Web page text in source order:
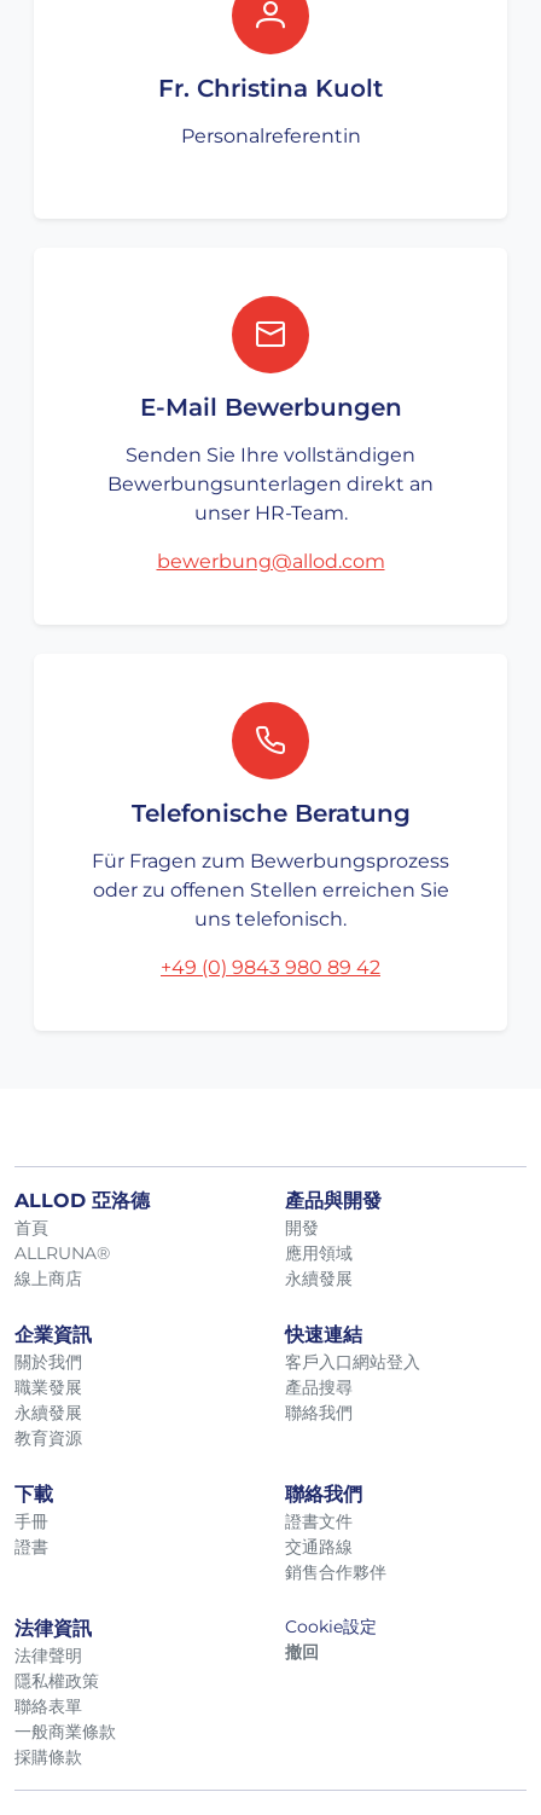
Fr. Christina Kuolt
Personalreferentin
E-Mail Bewerbungen
Senden Sie Ihre vollständigen
Bewerbungsunterlagen direkt an
unser HR-Team.
bewerbung@allod.com
Telefonische Beratung
Für Fragen zum Bewerbungsprozess
oder zu offenen Stellen erreichen Sie
uns telefonisch.
+49 (0) 9843 980 89 42
ALLOD 亞洛德
首頁
ALLRUNA®
線上商店
產品與開發
開發
應用領域
永續發展
企業資訊
關於我們
職業發展
永續發展
教育資源
快速連結
客戶入口網站登入
產品搜尋
聯絡我們
下載
手冊
證書
聯絡我們
證書文件
交通路線
銷售合作夥伴
法律資訊
法律聲明
隱私權政策
聯絡表單
一般商業條款
採購條款
Cookie設定
撤回